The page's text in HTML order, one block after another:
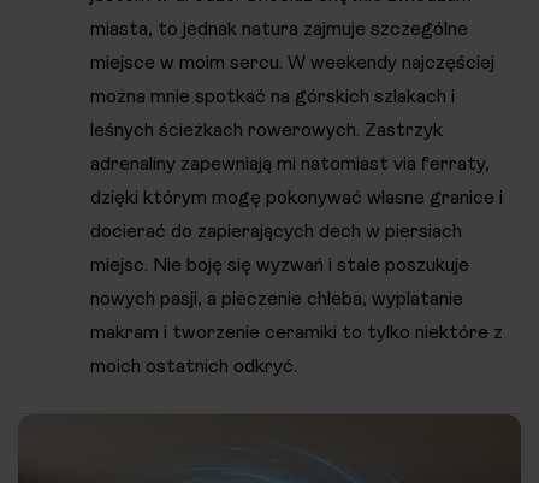
miasta, to jednak natura zajmuje szczególne
miejsce w moim sercu. W weekendy najczęściej
można mnie spotkać na górskich szlakach i
leśnych ścieżkach rowerowych. Zastrzyk
adrenaliny zapewniają mi natomiast via ferraty,
dzięki którym mogę pokonywać własne granice i
docierać do zapierających dech w piersiach
miejsc. Nie boję się wyzwań i stale poszukuje
nowych pasji, a pieczenie chleba, wyplatanie
makram i tworzenie ceramiki to tylko niektóre z
moich ostatnich odkryć.